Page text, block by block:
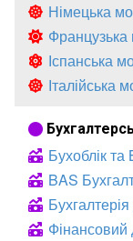
Німецька
Іспанська
Італійська
Бухоблік та
BAS
Фінансовий